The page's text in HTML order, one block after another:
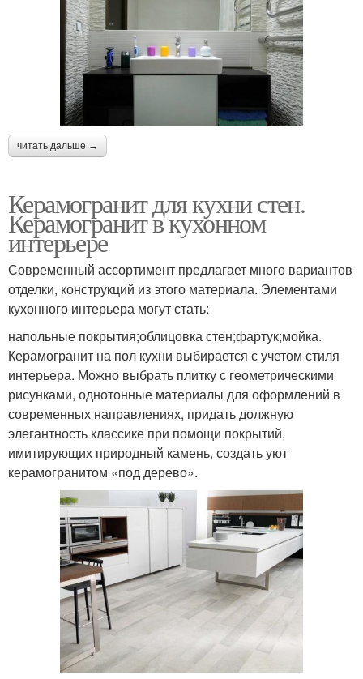
читать дальше →
Керамогранит для кухни стен.
Керамогранит в кухонном
интерьере
Современный ассортимент предлагает много вариантов
отделки, конструкций из этого материала. Элементами
кухонного интерьера могут стать:
напольные покрытия;облицовка стен;фартук;мойка.
Керамогранит на пол кухни выбирается с учетом стиля
интерьера. Можно выбрать плитку с геометрическими
рисунками, однотонные материалы для оформлений в
современных направлениях, придать должную
элегантность классике при помощи покрытий,
имитирующих природный камень, создать уют
керамогранитом «под дерево».